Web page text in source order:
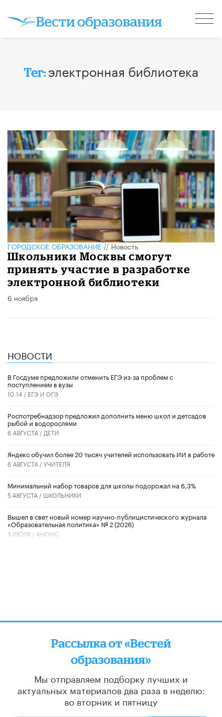
Тег:электронная библиотека
ГОРОДСКОЕ ОБРАЗОВАНИЕ//Новость
Школьники Москвы смогут
принять участие в разработке
электронной библиотеки
6 ноября
НОВОСТИ
В Госдуме предложили отменить ЕГЭ из-за проблем с
поступлением в вузы
10:14 / ЕГЭ И ОГЭ
Роспотребнадзор предложил дополнить меню школ и детсадов
рыбой и водорослями
6 АВГУСТА / ДЕТИ
​Яндекс обучил более 20 тысяч учителей использовать ИИ в работе
6 АВГУСТА /УЧИТЕЛЯ
Минимальный набор товаров для школы подорожал на 6,3%
5 АВГУСТА / ШКОЛЬНИКИ
Вышел в свет новый номер научно-публицистического журнала
«Образовательная политика» № 2 (2026)
3 ИЮЛЯ / АНОНС
Рассылка от «Вестей
образования»
Мы отправляем подборку лучших и
актуальных материалов два раза в неделю:
во вторник и пятницу